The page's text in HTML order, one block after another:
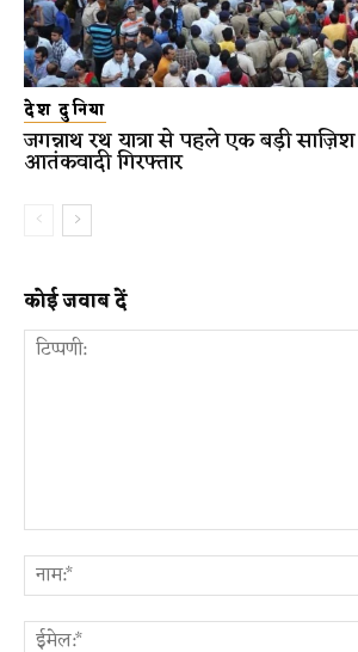
देश दुनिया
जगन्नाथ रथ यात्रा से पहले एक बड़ी
आतंकवादी गिरफ्तार
कोई जवाब दें